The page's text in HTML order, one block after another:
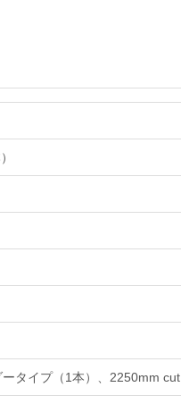
タイプ（1本）、2250mm cut